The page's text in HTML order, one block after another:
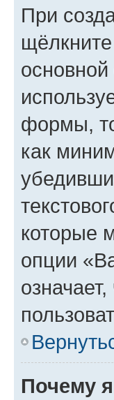
При
формы,
как
которые
опции
Почему